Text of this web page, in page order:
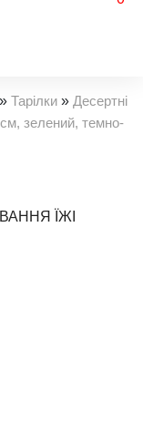
» Тарілки » Десертні
зелений, темно-
ЇЖІ